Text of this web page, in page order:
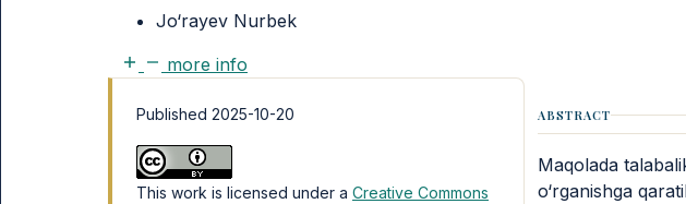
Jo‘rayev Nurbek
more info
Published 2025-10-20
This work is licensed under a Creative Commons
ABSTRACT
Maqolada
o‘rganishga